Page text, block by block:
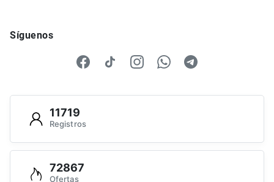
Síguenos
11719
Registros
72867
Ofertas